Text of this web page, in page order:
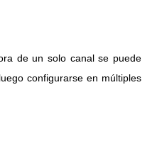
de un solo canal se puede
configurarse en múltiples